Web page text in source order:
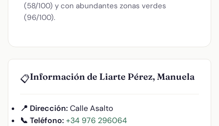
(58/100) y con abundantes zonas verdes
(96/100).
📋Información de Liarte Pérez, Manuela
📍 Dirección: Calle Asalto
📞 Teléfono: +34 976 296064